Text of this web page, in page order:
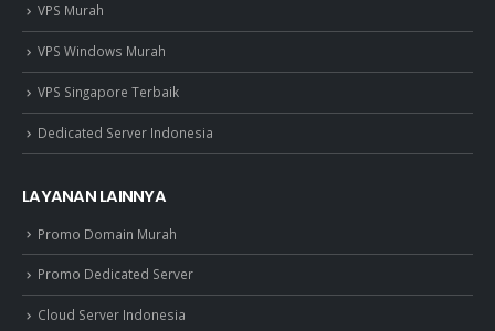
VPS Murah
VPS Windows Murah
VPS Singapore Terbaik
Dedicated Server Indonesia
LAYANAN LAINNYA
Promo Domain Murah
Promo Dedicated Server
Cloud Server Indonesia